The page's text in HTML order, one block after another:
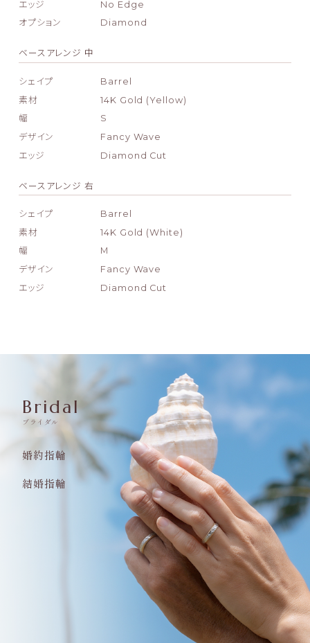
エッジ
No Edge
オプション
Diamond
ベースアレンジ 中
シェイプ
Barrel
素材
14K Gold (Yellow)
幅
S
デザイン
Fancy Wave
エッジ
Diamond Cut
ベースアレンジ 右
シェイプ
Barrel
素材
14K Gold (White)
幅
M
デザイン
Fancy Wave
エッジ
Diamond Cut
Bridal
ブライダル
婚約指輪
結婚指輪